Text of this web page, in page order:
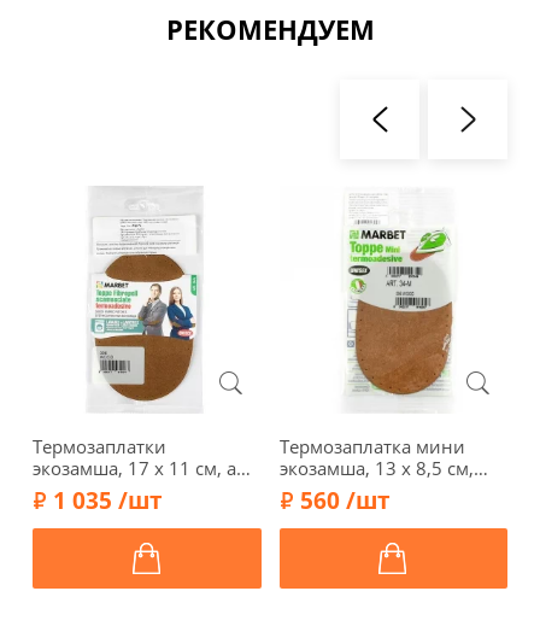
РЕКОМЕНДУЕМ
Термозаплатки
экозамша, 17 х 11 см, арт.
34-А/096, цвет дерева
1 035 /шт
Термозаплатка мини
экозамша, 13 х 8,5 см,
арт. 34-М/096, цвет
дерева
560 /шт